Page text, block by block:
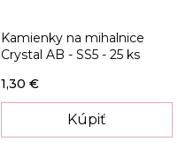
Kamienky na mihalnice
Crystal AB - SS5 - 25 ks
1,30 €
Kúpiť